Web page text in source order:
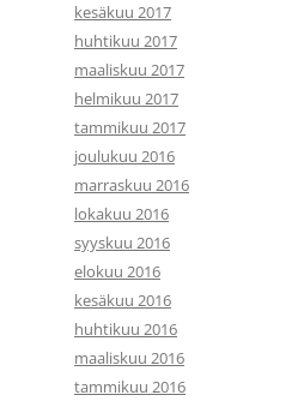
kesäkuu 2017
huhtikuu 2017
maaliskuu 2017
helmikuu 2017
tammikuu 2017
joulukuu 2016
marraskuu 2016
lokakuu 2016
syyskuu 2016
elokuu 2016
kesäkuu 2016
huhtikuu 2016
maaliskuu 2016
tammikuu 2016